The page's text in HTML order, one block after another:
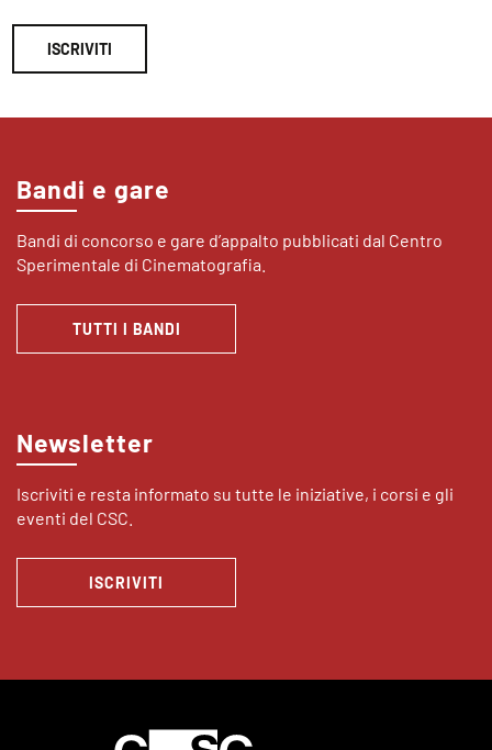
ISCRIVITI
Bandi e gare
Bandi di concorso e gare d’appalto pubblicati dal Centro
Sperimentale di Cinematografia.
TUTTI I BANDI
Newsletter
Iscriviti e resta informato su tutte le iniziative, i corsi e gli
eventi del CSC.
ISCRIVITI